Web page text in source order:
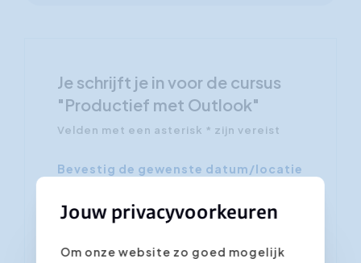
Je schrijft je in voor de cursus
"Productief met Outlook"
Velden met een asterisk * zijn vereist
Bevestig de gewenste datum/locatie
Jouw privacyvoorkeuren
Om onze website zo goed mogelijk